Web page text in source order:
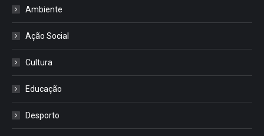
Ambiente
Ação Social
Cultura
Educação
Desporto